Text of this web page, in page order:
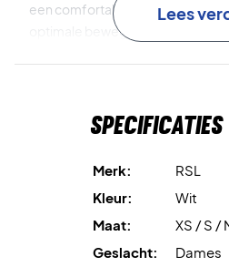
een comfortabele en
optimale bewegingsvrijheid,
comfortabel.
Ademend materiaal zorgt voor
Stretchkwaliteit biedt optimale
Vrouwelijke pasvorm
geeft een
Lees
Specificaties
Merk:
RSL
Kleur:
Wit
Maat:
XS / S /
Geslacht:
Dames